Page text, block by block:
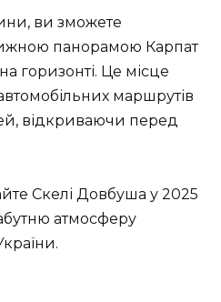
ви зможете
панорамою Карпат
горизонті. Це місце
маршрутів
відкриваючи перед
Скелі Довбуша у 2025
атмосферу